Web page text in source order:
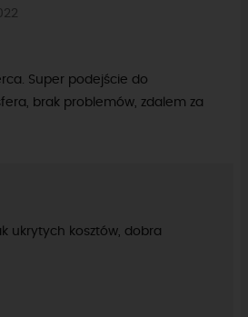
Super podejście do
brak problemów, zdalem za
ukrytych kosztów, dobra